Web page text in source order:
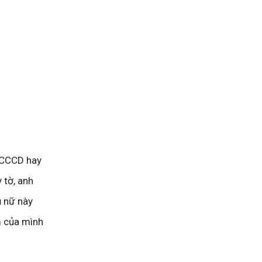
hay
tờ, anh
nữ này
mình